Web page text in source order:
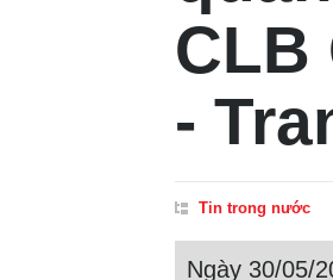
CLB
-
Tin trong nước
Ngày 30/05/